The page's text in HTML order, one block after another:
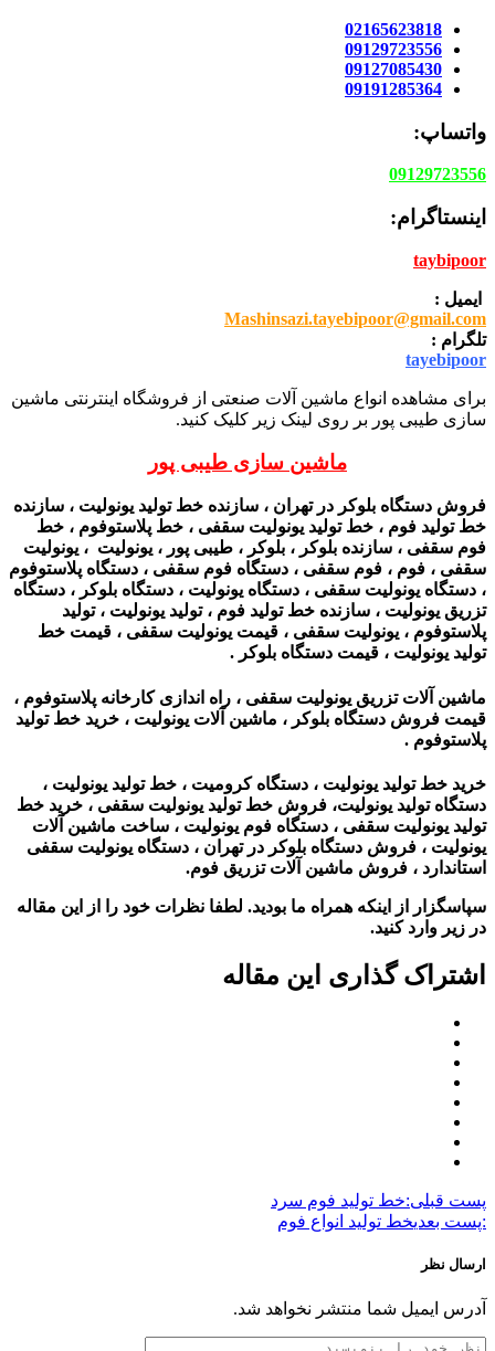
02165623818
09129723556
09127085430
09191285364
واتساپ:
09129723556
اینستاگرام:
taybipoor
ایمیل :
Mashinsazi.tayebipoor@gmail.com
تلگرام :
tayebipoor
برای مشاهده انواع ماشین آلات صنعتی از فروشگاه اینترنتی ماشین
سازی طیبی پور بر روی لینک زیر کلیک کنید.
ماشین سازی طیبی پور
فروش دستگاه بلوکر در تهران ، سازنده خط تولید یونولیت ، سازنده
خط تولید فوم ، خط تولید یونولیت سقفی ، خط پلاستوفوم ، خط
فوم سقفی ، سازنده بلوکر ، بلوکر ، طیبی پور ، یونولیت ، یونولیت
سقفی ، فوم ، فوم سقفی ، دستگاه فوم سقفی ، دستگاه پلاستوفوم
، دستگاه یونولیت سقفی ، دستگاه یونولیت ، دستگاه بلوکر ، دستگاه
تزریق یونولیت ، سازنده خط تولید فوم ، تولید یونولیت ، تولید
پلاستوفوم ، یونولیت سقفی ، قیمت یونولیت سقفی ، قیمت خط
تولید یونولیت ، قیمت دستگاه بلوکر .
ماشین آلات تزریق یونولیت سقفی ، راه اندازی کارخانه پلاستوفوم ،
قیمت فروش دستگاه بلوکر ، ماشین آلات یونولیت‌ ، خرید خط تولید
پلاستوفوم .
خرید خط تولید یونولیت ، دستگاه کرومیت ، خط تولید یونولیت ،
دستگاه تولید یونولیت، فروش خط تولید یونولیت سقفی ، خرید خط
تولید یونولیت سقفی ، دستگاه فوم یونولیت ، ساخت ماشین آلات
یونولیت ، فروش دستگاه بلوکر در تهران ، دستگاه یونولیت سقفی
استاندارد ، فروش ماشین آلات تزریق فوم.
سپاسگزار از اینکه همراه ما بودید. لطفا نظرات خود را از این مقاله
در زیر وارد کنید.
اشتراک گذاری این مقاله
پست قبلی:خط تولید فوم سرد
:پست بعدیخط تولید انواع فوم
ارسال نظر
آدرس ایمیل شما منتشر نخواهد شد.